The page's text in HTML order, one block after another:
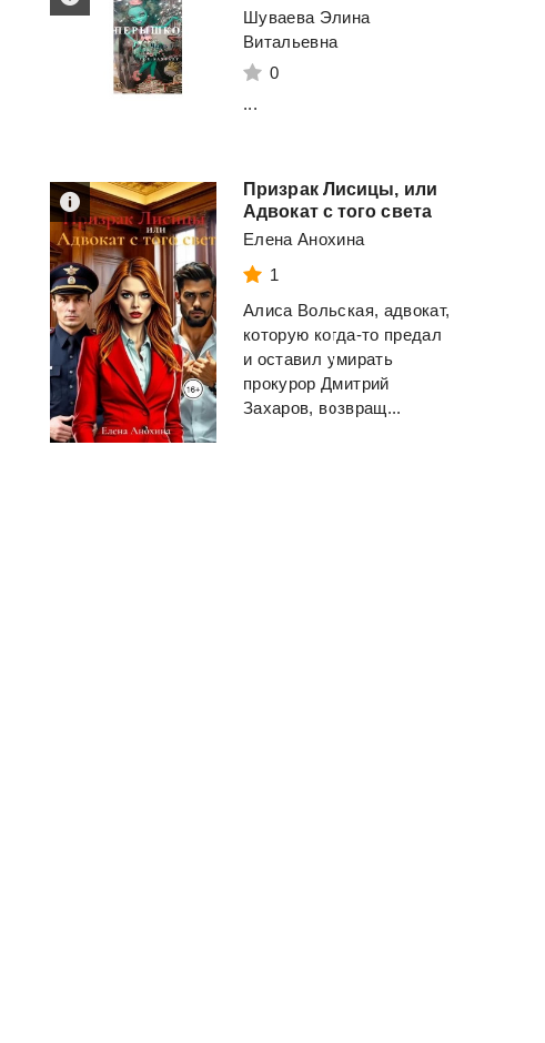
Психотрюки. 69
Рызов Игорь
Смотреть
Смотреть
Шуваева Элина
Витальевна
0
...
Призрак Лисицы, или
Адвокат с того света
Елена Анохина
1
Алиса Вольская, адвокат,
которую когда-то предал
и оставил умирать
прокурор Дмитрий
Захаров, возвращ...